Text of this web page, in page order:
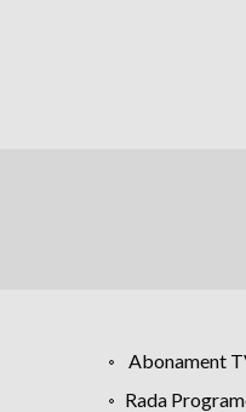
Abonament
Rada